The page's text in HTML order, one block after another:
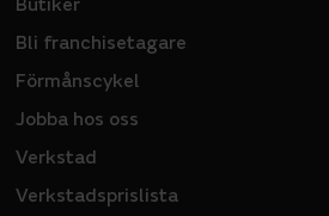
Butiker
Bli franchisetagare
Förmånscykel
Jobba hos oss
Verkstad
Verkstadsprislista